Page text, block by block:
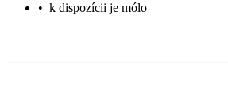
• k dispozícii je mólo